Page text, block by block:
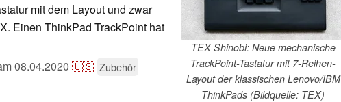
TEX Shinobi: Neue mechanische
TrackPoint-Tastatur mit 7-Reihen-
Layout der klassischen Lenovo/IBM
ThinkPads (Bildquelle: TEX)
mit dem Layout und zwar
Einen ThinkPad TrackPoint hat
08.04.2020 🇺🇸 Zubehör